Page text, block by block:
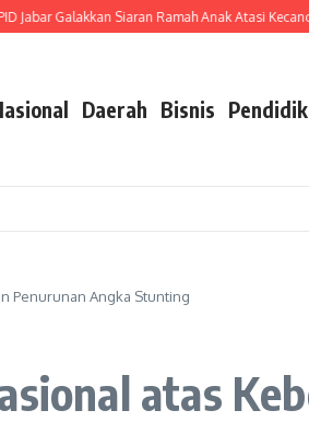
Galakkan Siaran Ramah Anak Atasi Kecanduan
Daerah Bisnis
Penurunan Angka Stunting
atas